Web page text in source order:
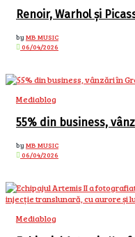
Renoir, Warhol și
by MB MUSIC
06/04/2026
Mediablog
55% din business,
by MB MUSIC
06/04/2026
Mediablog